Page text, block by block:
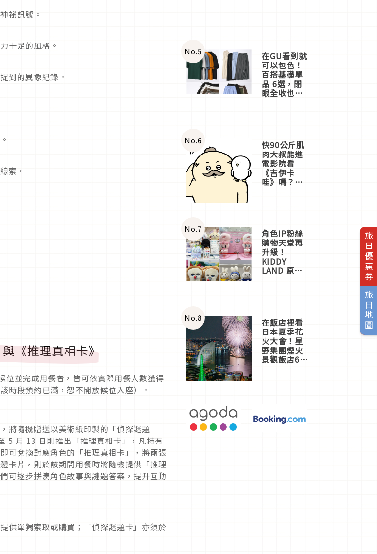
旅日優惠券
旅日地圖
祕訊號。
十足的風格。
到的異象紀錄。
索。
《推理真相卡》
位並完成用餐者，皆可依實際用餐人數獲得
時段預約已滿，恕不開放候位入座）。
將隨機贈送以美術紙印製的「偵探謎題
5 月 13 日則推出「推理真相卡」，凡持有
可兌換對應角色的「推理真相卡」，將兩張
卡片，則於該期間用餐時將隨機提供「推理
可逐步拼湊角色故事與謎題答案，提升互動
供單獨索取或購買；「偵探謎題卡」亦須於
No.5 在GU看到就
可以包色！
百搭基礎單
品 6選，閉
眼全收也不
No.6 快90公斤肌
肉大叔能進
電影院看
《吉伊卡
哇》嗎？日
一同給出了
答案
No.7 角色IP粉絲
購物天堂再
升級！
KIDDY
LAND 原宿
店3分即達
No.8 在飯店裡看
日本夏季花
火大會！星
野集團煙火
景觀飯店6